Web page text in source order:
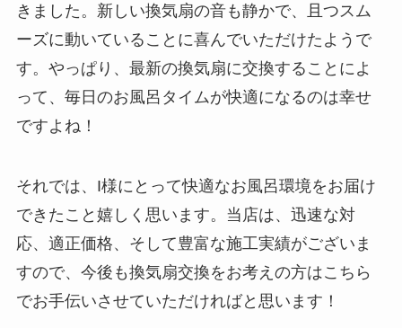
きました。新しい換気扇の音も静かで、且つスム
ーズに動いていることに喜んでいただけたようで
す。やっぱり、最新の換気扇に交換することによ
って、毎日のお風呂タイムが快適になるのは幸せ
ですよね！
それでは、I様にとって快適なお風呂環境をお届け
できたこと嬉しく思います。当店は、迅速な対
応、適正価格、そして豊富な施工実績がございま
すので、今後も換気扇交換をお考えの方はこちら
でお手伝いさせていただければと思います！